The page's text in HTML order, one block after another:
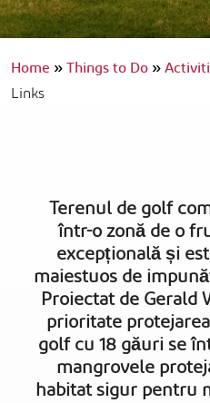
Home»Things to Do»
Links
Terenul de golf
într-o zonă de o
excepțională și
maiestuos de
Proiectat de Gerald
prioritate
golf cu 18 găuri se
mangrovele
habitat sigur pentru